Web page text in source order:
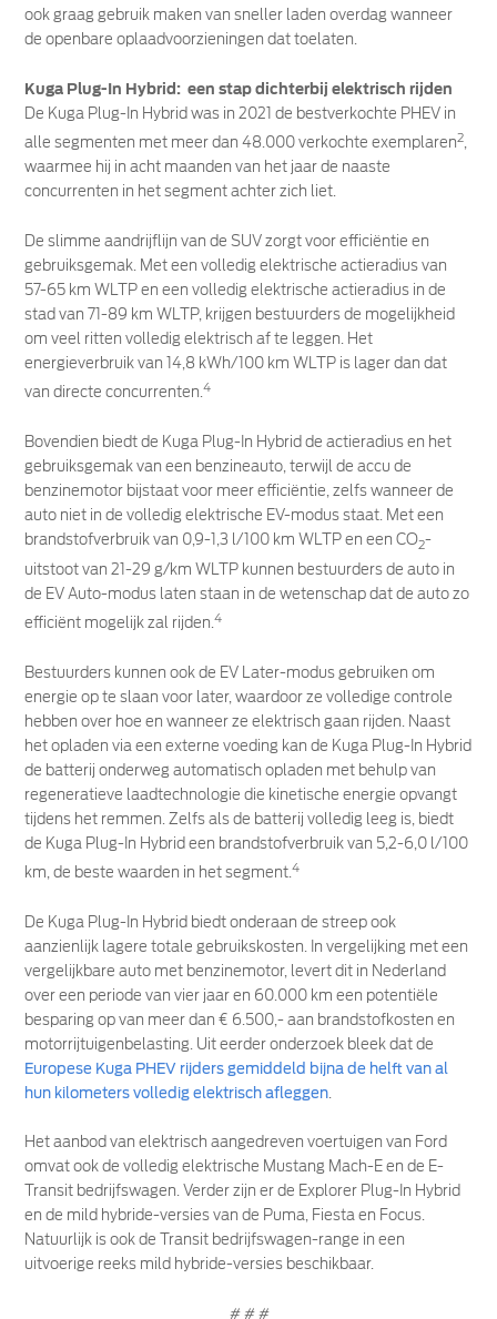
ook graag gebruik maken van sneller laden overdag wanneer
de openbare oplaadvoorzieningen dat toelaten.
Kuga Plug-In Hybrid: een stap dichterbij elektrisch rijden
De Kuga Plug-In Hybrid was in 2021 de bestverkochte PHEV in
alle segmenten met meer dan 48.000 verkochte exemplaren2,
waarmee hij in acht maanden van het jaar de naaste
concurrenten in het segment achter zich liet.
De slimme aandrijflijn van de SUV zorgt voor efficiëntie en
gebruiksgemak. Met een volledig elektrische actieradius van
57-65 km WLTP en een volledig elektrische actieradius in de
stad van 71-89 km WLTP, krijgen bestuurders de mogelijkheid
om veel ritten volledig elektrisch af te leggen. Het
energieverbruik van 14,8 kWh/100 km WLTP is lager dan dat
van directe concurrenten.4
Bovendien biedt de Kuga Plug-In Hybrid de actieradius en het
gebruiksgemak van een benzineauto, terwijl de accu de
benzinemotor bijstaat voor meer efficiëntie, zelfs wanneer de
auto niet in de volledig elektrische EV-modus staat. Met een
brandstofverbruik van 0,9-1,3 l/100 km WLTP en een CO2-
uitstoot van 21-29 g/km WLTP kunnen bestuurders de auto in
de EV Auto-modus laten staan in de wetenschap dat de auto zo
efficiënt mogelijk zal rijden.4
Bestuurders kunnen ook de EV Later-modus gebruiken om
energie op te slaan voor later, waardoor ze volledige controle
hebben over hoe en wanneer ze elektrisch gaan rijden. Naast
het opladen via een externe voeding kan de Kuga Plug-In Hybrid
de batterij onderweg automatisch opladen met behulp van
regeneratieve laadtechnologie die kinetische energie opvangt
tijdens het remmen. Zelfs als de batterij volledig leeg is, biedt
de Kuga Plug-In Hybrid een brandstofverbruik van 5,2-6,0 l/100
km, de beste waarden in het segment.4
De Kuga Plug-In Hybrid biedt onderaan de streep ook
aanzienlijk lagere totale gebruikskosten. In vergelijking met een
vergelijkbare auto met benzinemotor, levert dit in Nederland
over een periode van vier jaar en 60.000 km een potentiële
besparing op van meer dan € 6.500,- aan brandstofkosten en
motorrijtuigenbelasting. Uit eerder onderzoek bleek dat de
Europese Kuga PHEV rijders gemiddeld bijna de helft van al
hun kilometers volledig elektrisch afleggen
Het aanbod van elektrisch aangedreven voertuigen van Ford
omvat ook de volledig elektrische Mustang Mach-E en de E-
Transit bedrijfswagen. Verder zijn er de Explorer Plug-In Hybrid
en de mild hybride-versies van de Puma, Fiesta en Focus.
Natuurlijk is ook de Transit bedrijfswagen-range in een
uitvoerige reeks mild hybride-versies beschikbaar.
# # #